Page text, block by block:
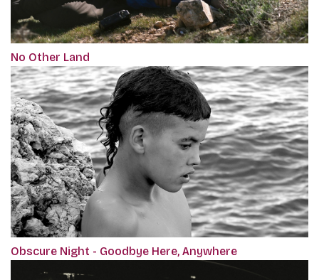
No Other Land
Obscure Night - Goodbye Here, Anywhere